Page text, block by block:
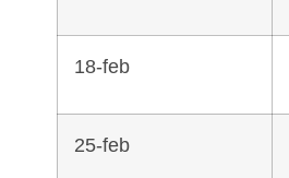
18-feb
25-feb